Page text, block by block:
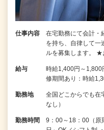
仕事内容
在宅勤務にて会計・
を持ち、自律して一
ルを募集します。 ★
給与
時給1,400円～
修期間あり：時給
勤務地
全国どこからでも在
なし）
勤務時間
9：00～18：00（原